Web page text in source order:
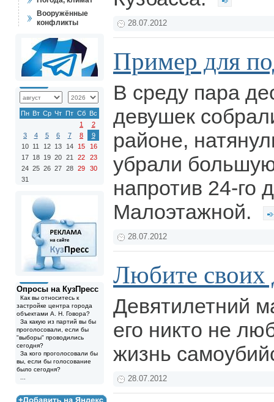
Вооружённые
конфликты
Пн Вт Ср Чт Пт Сб Вс
1
2
3
4 5 6 7 8
9
10 11 12 13 14 15
16
17 18 19 20 21 22
23
24 25 26 27 28 29
30
31
Опросы на КузПресс
Как вы относитесь к
застройке центра города
объектами А. Н. Говора?
За какую из партий вы бы
проголосовали, если бы
"выборы" проводились
сегодня?
За кого проголосовали бы
вы, если бы голосование
было сегодня?
28.07.2012
Пример для
В среду пара
девушек
районе,
убрали
напротив 24-го
Малоэтажной.
28.07.2012
Любите своих
Девятилетний
его никто не
жизнь
28.07.2012